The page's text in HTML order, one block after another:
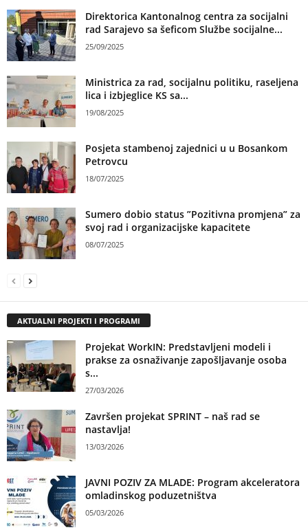
Direktorica Kantonalnog centra za socijalni
rad Sarajevo sa šeficom Službe socijalne...
25/09/2025
Ministrica za rad, socijalnu politiku, raseljena
lica i izbjeglice KS sa...
19/08/2025
Posjeta stambenoj zajednici u u Bosankom
Petrovcu
18/07/2025
Sumero dobio status ”Pozitivna promjena” za
svoj rad i organizacijske kapacitete
08/07/2025
AKTUALNI PROJEKTI I PROGRAMI
Projekat WorkIN: Predstavljeni modeli i
prakse za osnaživanje zapošljavanje osoba
s...
27/03/2026
Završen projekat SPRINT – naš rad se
nastavlja!
13/03/2026
JAVNI POZIV ZA MLADE: Program akceleratora
omladinskog poduzetništva
05/03/2026